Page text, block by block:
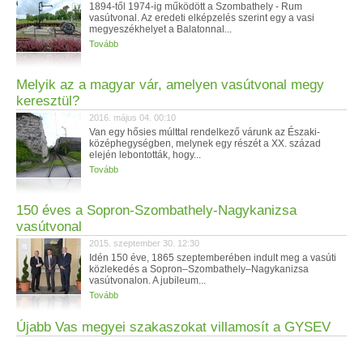
1894-től 1974-ig működött a Szombathely - Rum
vasútvonal. Az eredeti elképzelés szerint egy a vasi
megyeszékhelyet a Balatonnal...
Tovább
Melyik az a magyar vár, amelyen vasútvonal megy
keresztül?
2016. május 04. 00:10
Van egy hősies múlttal rendelkező várunk az Északi-
középhegységben, melynek egy részét a XX. század
elején lebontották, hogy...
Tovább
150 éves a Sopron-Szombathely-Nagykanizsa
vasútvonal
2015. szeptember 30. 12:30
Idén 150 éve, 1865 szeptemberében indult meg a vasúti
közlekedés a Sopron–Szombathely–Nagykanizsa
vasútvonalon. A jubileum...
Tovább
Újabb Vas megyei szakaszokat villamosít a GYSEV